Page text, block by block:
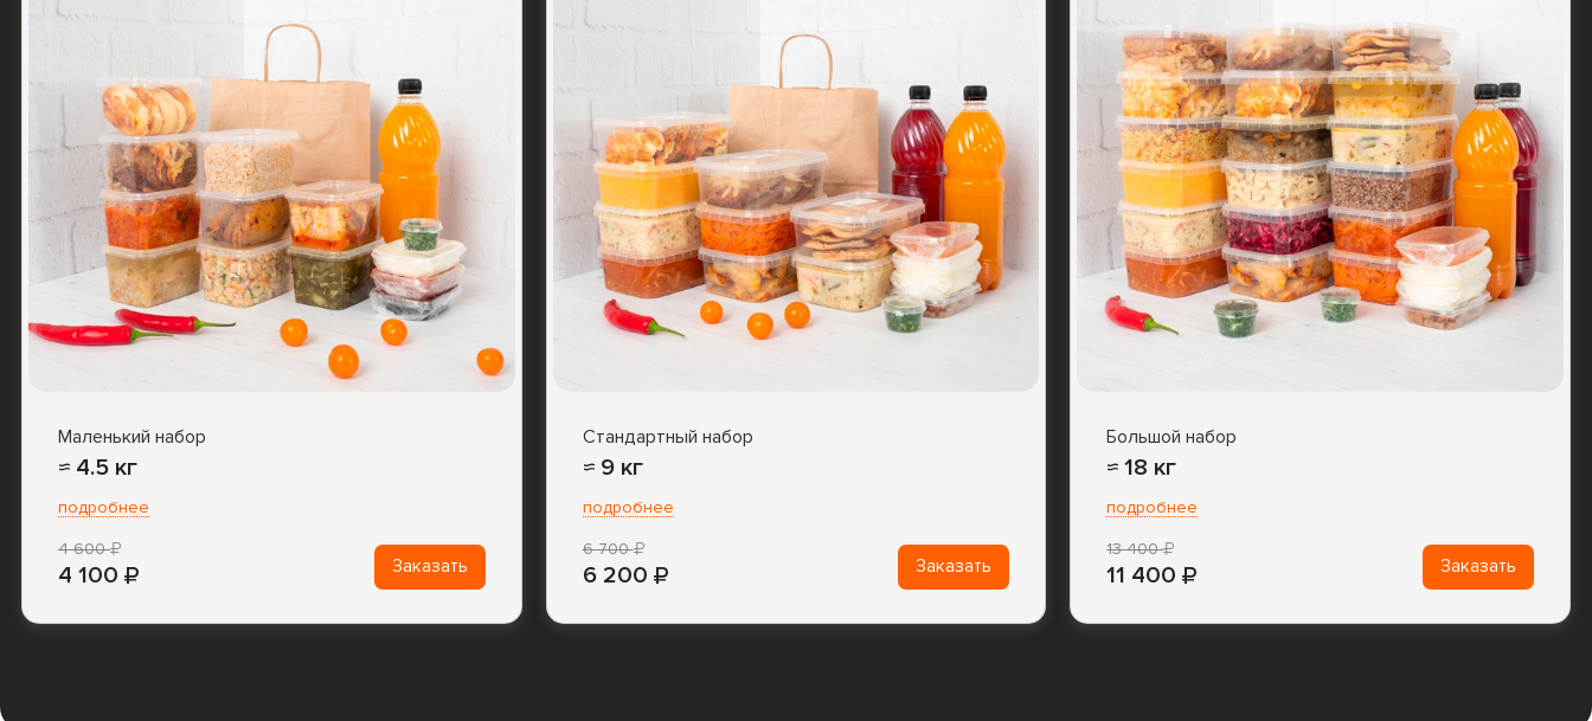
Маленький набор
≈ 4.5 кг
подробнее
4 600
4 100 Заказать
Стандартный набор
≈ 9 кг
подробнее
6 700
6 200 Заказать
Большой набор
≈ 18 кг
подробнее
13 400
11 400 Заказать